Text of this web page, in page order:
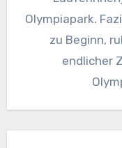
Olympiapark.
zu Beginn,
endlicher